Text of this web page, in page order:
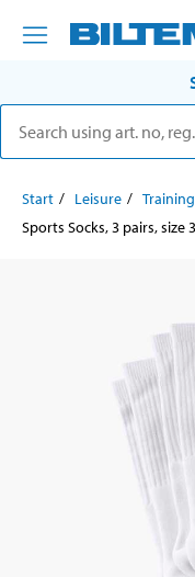
Start Leisure Training
Sports Socks, 3 pairs, size